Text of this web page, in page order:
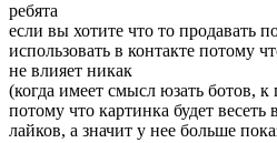
ребята
если вы хотите что то продавать
использовать в контакте потому
не влияет никак
(когда имеет смысл юзать ботов,
потому что картинка будет весеть
лайков, а значит у нее больше